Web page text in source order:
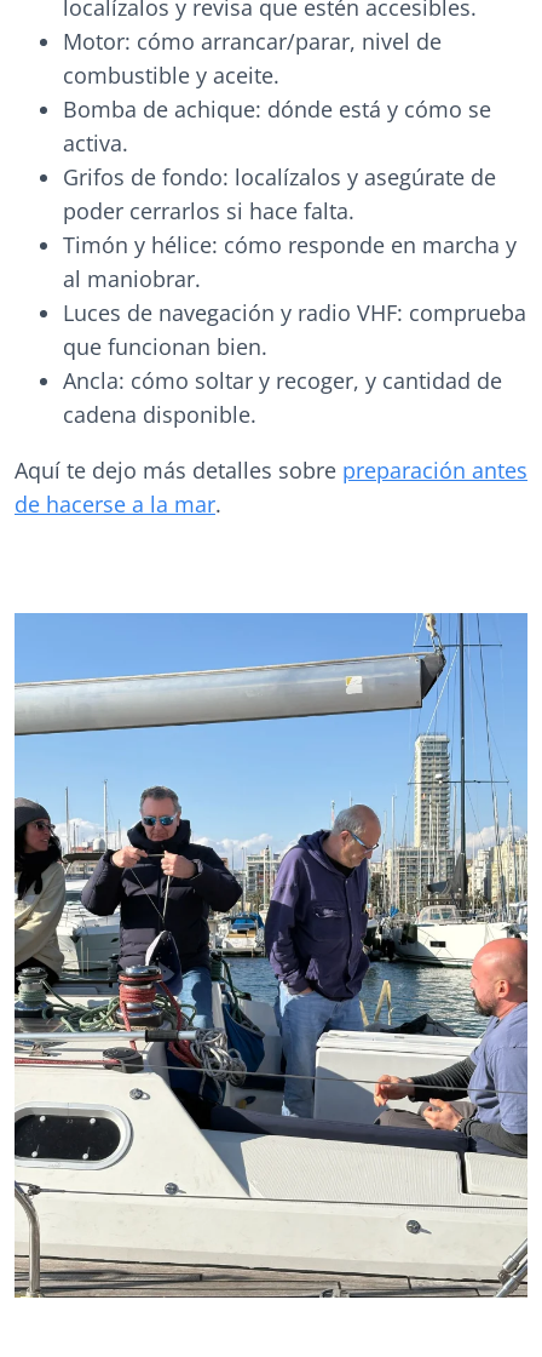
localízalos y revisa que estén accesibles.
Motor: cómo arrancar/parar, nivel de
combustible y aceite.
Bomba de achique: dónde está y cómo se
activa.
Grifos de fondo: localízalos y asegúrate de
poder cerrarlos si hace falta.
Timón y hélice: cómo responde en marcha y
al maniobrar.
Luces de navegación y radio VHF: comprueba
que funcionan bien.
Ancla: cómo soltar y recoger, y cantidad de
cadena disponible.
Aquí te dejo más detalles sobre preparación antes
de hacerse a la mar.